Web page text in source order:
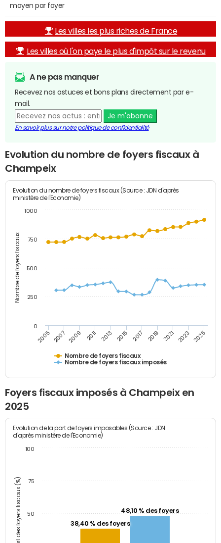
moyen par foyer
Les villes les plus riches de France
Les villes où l'on paye le plus d'impôt sur le revenu
A ne pas manquer
Recevez nos astuces et bons plans directement par e-
mail.
Je m'abonne
En savoir plus sur notre politique de confidentialité
Evolution du nombre de foyers fiscaux à
Champeix
Nombre de foyers fiscaux
Evolution du nombre de foyers fiscaux (Source : JDN d'après
ministère de l'Economie)
Nombre de foyers fiscaux
Nombre de foyers fiscaux imposés
2005 2007 2009 2011 2013 2015 2017 2019 2021 2023 2025
0
250
500
750
1000
Foyers fiscaux imposés à Champeix en
2025
Part des foyers fiscaux (%)
Evolution de la part de foyers imposables (Source : JDN
d'après ministère de l'Economie)
38,40 % des foyers
48,10 % des foyers
50
75
100